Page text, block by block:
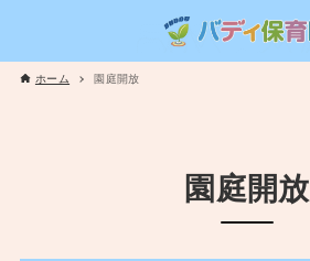
ホーム 園庭開放
園庭開放